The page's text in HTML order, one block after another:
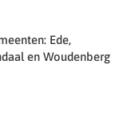
Ede,
en Woudenberg